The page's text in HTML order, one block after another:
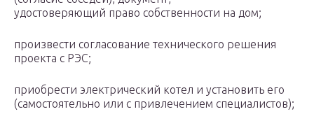
удостоверяющий право собственности на дом;
произвести согласование технического решения
проекта с РЭС;
приобрести электрический котел и установить его
(самостоятельно или с привлечением специалистов);